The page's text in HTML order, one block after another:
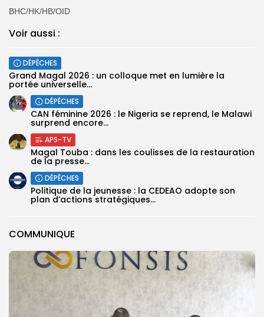
COMMUNIQUE
BHC/HK/HB/OID
Voir aussi :
DÉPÊCHES
Grand Magal 2026 : un colloque met en lumière la
portée universelle...
DÉPÊCHES
‎CAN féminine 2026 : le Nigeria se reprend, le Malawi
surprend encore...
APS-TV
Magal Touba : dans les coulisses de la restauration
de la presse...
DÉPÊCHES
Politique de la jeunesse : la CEDEAO adopte son
plan d’actions stratégiques...